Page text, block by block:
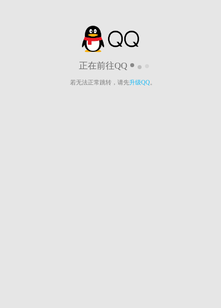
正在前往QQ
若无法正常跳转，请先升级QQ。